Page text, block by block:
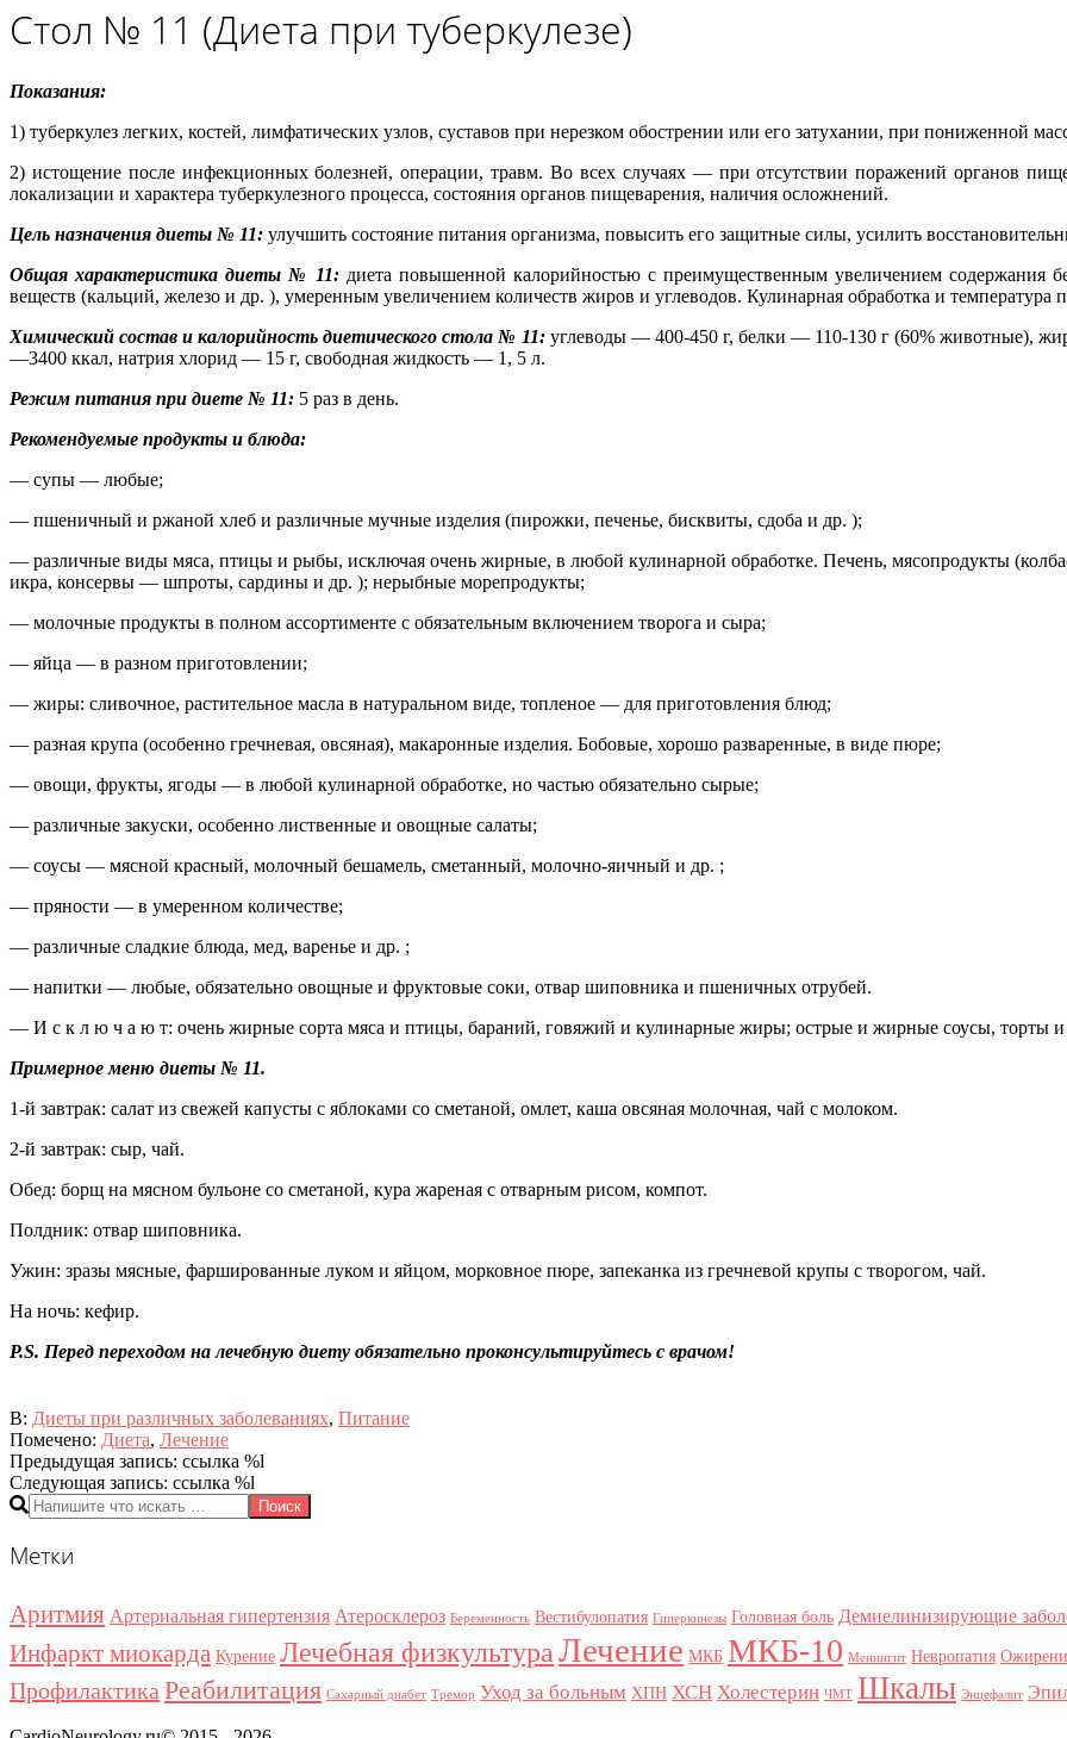
Стол № 11 (Диета при туберкулезе)
Показания:
1) туберкулез легких, костей, лимфатических узлов, суставов при нерезком обострении или его затухании, при пониженной
2) истощение после инфекционных болезней, операции, травм. Во всех случаях — при отсутствии поражений органов
локализации и характера туберкулезного процесса, состояния органов пищеварения, наличия осложнений.
Цель назначения диеты № 11: улучшить состояние питания организма, повысить его защитные силы, усилить
Общая характеристика диеты № 11: диета повышенной калорийностью с преимущественным увеличением содержания
веществ (кальций, железо и др. ), умеренным увеличением количеств жиров и углеводов. Кулинарная обработка и
Химический состав и калорийность диетического стола № 11:углеводы — 400-450 г, белки — 110-130 г (60% животные),
—3400 ккал, натрия хлорид — 15 г, свободная жидкость — 1, 5 л.
Режим питания при диете № 11: 5 раз в день.
Рекомендуемые продукты и блюда:
— супы — любые;
— пшеничный и ржаной хлеб и различные мучные изделия (пирожки, печенье, бисквиты, сдоба и др. );
— различные виды мяса, птицы и рыбы, исключая очень жирные, в любой кулинарной обработке. Печень, мясопродукты
икра, консервы — шпроты, сардины и др. ); нерыбные морепродукты;
— молочные продукты в полном ассортименте с обязательным включением творога и сыра;
— яйца — в разном приготовлении;
— жиры: сливочное, растительное масла в натуральном виде, топленое — для приготовления блюд;
— разная крупа (особенно гречневая, овсяная), макаронные изделия. Бобовые, хорошо разваренные, в виде пюре;
— овощи, фрукты, ягоды — в любой кулинарной обработке, но частью обязательно сырые;
— различные закуски, особенно лиственные и овощные салаты;
— соусы — мясной красный, молочный бешамель, сметанный, молочно-яичный и др. ;
— пряности — в умеренном количестве;
— различные сладкие блюда, мед, варенье и др. ;
— напитки — любые, обязательно овощные и фруктовые соки, отвар шиповника и пшеничных отрубей.
— И с к л ю ч а ю т: очень жирные сорта мяса и птицы, бараний, говяжий и кулинарные жиры; острые и жирные соусы, торты
Примерное меню диеты № 11.
1-й завтрак: салат из свежей капусты с яблоками со сметаной, омлет, каша овсяная молочная, чай с молоком.
2-й завтрак: сыр, чай.
Обед: борщ на мясном бульоне со сметаной, кура жареная с отварным рисом, компот.
Полдник: отвар шиповника.
Ужин: зразы мясные, фаршированные луком и яйцом, морковное пюре, запеканка из гречневой крупы с творогом, чай.
На ночь: кефир.
P.S. Перед переходом на лечебную диету обязательно проконсультируйтесь с врачом!
2015-
06-
29
В: Диеты при различных заболеваниях, Питание
Помечено: Диета, Лечение
Предыдущая запись: ссылка %l
Следующая запись: ссылка %l
Поиск
Метки
Аритмия Артериальная гипертензия Атеросклероз Беременность Вестибулопатия Гиперкинезы Головная боль Демиелинизирующие
Инфаркт миокарда Курение Лечебная физкультура Лечение МКБ МКБ-10 Менингит Невропатия
Профилактика Реабилитация Сахарный диабет Тремор Уход за больным ХПН ХСН Холестерин ЧМТ Шкалы Энцефалит